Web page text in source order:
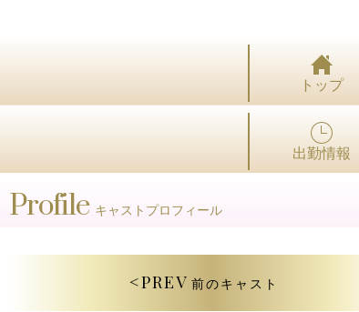
トップ
出勤情報
Profile キャストプロフィール
<PREV 前のキャスト